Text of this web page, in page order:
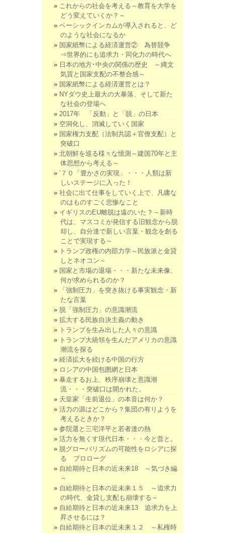
これからの社会を考える～教育を大学を
どう変えていくか？～
ベーシックインカムが導入されると、ど
のような社会になるか
国家紙幣による経済運営② 為替競争
⇒世界的にも追求力・同化力の時代へ
日本の地方･中央の関係の歴史 ～縄文
気質と国家支配の不整合感～
国家紙幣による経済運営とは？
NYダウ史上最大の大暴落、そして新た
な社会の登場へ
2017年 「反動」と「脱」の日本
空洞化し、消滅していく国家
国家権力支配（法制共認＋官僚支配）と
突破口
北朝鮮を巡る様々な憶測～建国70年と主
体思想から考える～
’７０「豊かさの実現」・・・人類は新
しいステージに入った！
社会に出て仕事をしていく上で、凡庸な
のはものすごく悲惨なこと
イギリスのEU離脱は遠のいた？～新時
代は、マスコミが発信する旧観念から脱
却し、自分達で新しい言葉・観念を創る
ことで実現する～
トランプ政権の内部力学～民族派と金貸
しとネオコン～
国家と市場の退場・・・新たな未来像、
何が求められるのか？
「強制圧力」を突き抜ける事実観念・新
たな言葉
脱「強制圧力」の意識潮流
拡大する民族自決主義の動き
トランプを生み出した人々の意識
トランプ大統領を生んだアメリカの意識
潮流を探る
経済拡大を続ける中国の行方
ロシアの中国包囲網と日本
暴走するお上、秩序崩壊と意識潮
流・・・突破口は開かれた。
天皇家「生前退位」の本音は何か？
活力の源はどこから？集団の有りようを
考えるときか？
参院選と三宅洋平と若者達の熱
活力を無くす現代日本・・・今と昔と。
脱グローバリズムの可能性をロシアに探
る プロローグ
自給期待と日本の近未来18 ～気づき編
～
自給期待と日本の近未来１５ ～追求力
の時代、金貸し支配も崩壊する～
自給期待と日本の近未来13 追求力を上
昇させるには？
自給期待と日本の近未来１２ ～私権時